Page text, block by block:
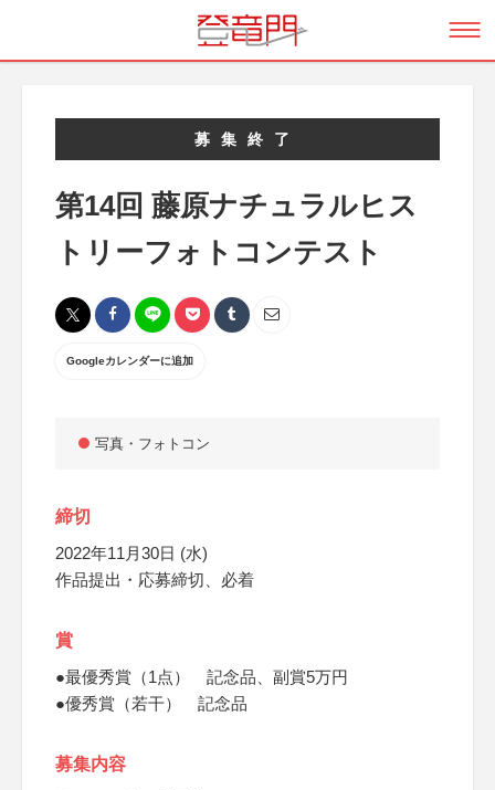
募集終了
第14回 藤原ナチュラルヒス
トリーフォトコンテスト
Googleカレンダーに追加
写真・フォトコン
締切
2022年11月30日 (水)
作品提出・応募締切、必着
賞
●最優秀賞（1点） 記念品、副賞5万円
●優秀賞（若干） 記念品
募集内容